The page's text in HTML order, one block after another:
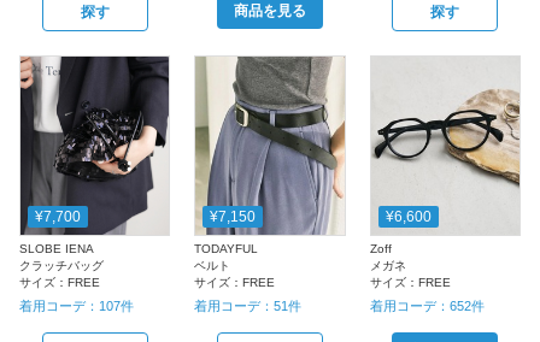
探す 商品を見る 探す
¥7,700
SLOBE IENA
クラッチバッグ
サイズ： FREE
着用コーデ： 107件
¥7,150
TODAYFUL
ベルト
サイズ：FREE
着用コーデ：51件
¥6,600
Zoff
メガネ
サイズ： FREE
着用コーデ： 652件